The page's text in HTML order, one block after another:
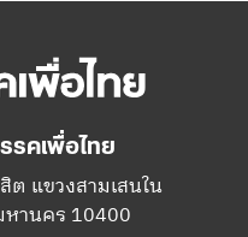
คเพื่อไทย
ต แขวงสามเสนใน
านคร 10400